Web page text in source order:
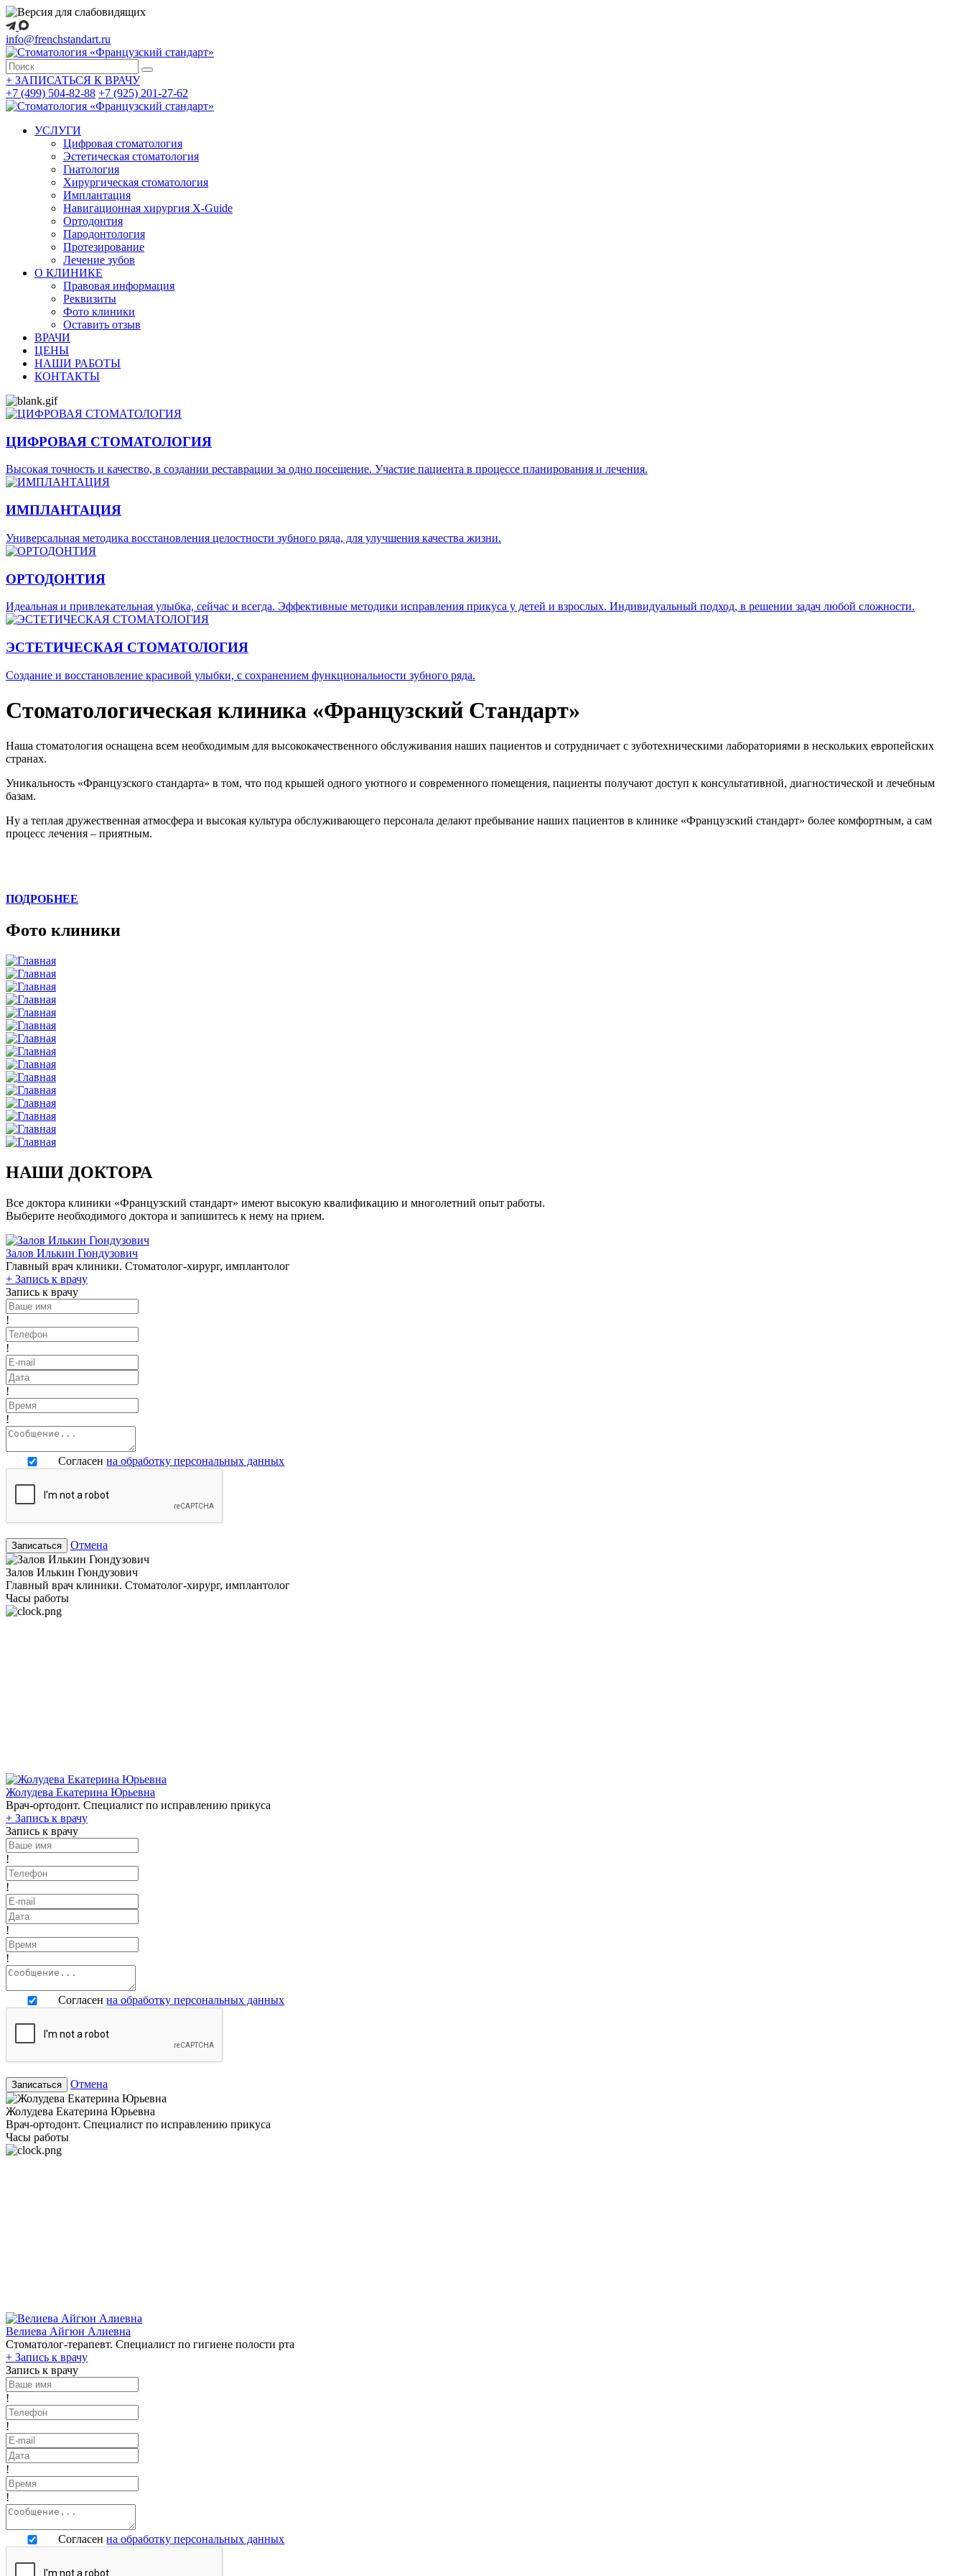
info@frenchstandart.ru
+ ЗАПИСАТЬСЯ К ВРАЧУ
+7 (499) 504-82-88 +7 (925) 201-27-62
УСЛУГИ
Цифровая стоматология
Эстетическая стоматология
Гнатология
Хирургическая стоматология
Имплантация
Навигационная хирургия X-Guide
Ортодонтия
Пародонтология
Протезирование
Лечение зубов
О КЛИНИКЕ
Правовая информация
Реквизиты
Фото клиники
Оставить отзыв
ВРАЧИ
ЦЕНЫ
НАШИ РАБОТЫ
КОНТАКТЫ
ЦИФРОВАЯ СТОМАТОЛОГИЯ
Высокая точность и качество, в создании реставрации за одно посещение. Участие пациента в процессе планирования и лечения.
ИМПЛАНТАЦИЯ
Универсальная методика восстановления целостности зубного ряда, для улучшения качества жизни.
ОРТОДОНТИЯ
Идеальная и привлекательная улыбка, сейчас и всегда. Эффективные методики исправления прикуса у детей и взрослых. Индивидуальный подход, в решении задач любой сложности.
ЭСТЕТИЧЕСКАЯ СТОМАТОЛОГИЯ
Создание и восстановление красивой улыбки, с сохранением функциональности зубного ряда.
Стоматологическая клиника «Французский Стандарт»
Наша стоматология оснащена всем необходимым для высококачественного обслуживания наших пациентов и сотрудничает с зуботехническими лабораториями в нескольких европейских
странах.
Уникальность «Французского стандарта» в том, что под крышей одного уютного и современного помещения, пациенты получают доступ к консультативной, диагностической и лечебным
базам.
Ну а теплая дружественная атмосфера и высокая культура обслуживающего персонала делают пребывание наших пациентов в клинике «Французский стандарт» более комфортным, а сам
процесс лечения – приятным.
ПОДРОБНЕЕ
Фото клиники
НАШИ ДОКТОРА
Все доктора клиники «Французский стандарт» имеют высокую квалификацию и многолетний опыт работы.
Выберите необходимого доктора и запишитесь к нему на прием.
Залов Илькин Гюндузович
Главный врач клиники. Стоматолог-хирург, имплантолог
+ Запись к врачу
Запись к врачу
!
!
!
!
Согласенна обработку персональных данных
Записаться Отмена
Залов Илькин Гюндузович
Главный врач клиники. Стоматолог-хирург, имплантолог
Часы работы
Жолудева Екатерина Юрьевна
Врач-ортодонт. Специалист по исправлению прикуса
+ Запись к врачу
Запись к врачу
!
!
!
!
Согласенна обработку персональных данных
Записаться Отмена
Жолудева Екатерина Юрьевна
Врач-ортодонт. Специалист по исправлению прикуса
Часы работы
Велиева Айгюн Алиевна
Стоматолог-терапевт. Специалист по гигиене полости рта
+ Запись к врачу
Запись к врачу
!
!
!
!
Согласенна обработку персональных данных